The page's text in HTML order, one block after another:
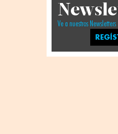
Ve a nuestros Newsletters